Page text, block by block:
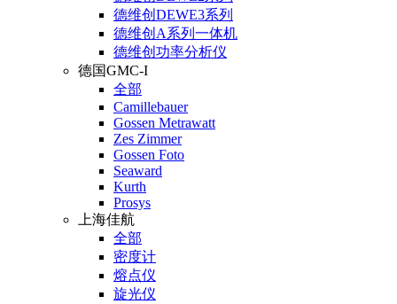
德维创DEWE3系列
德维创A系列一体机
德维创功率分析仪
德国GMC-I
全部
Camillebauer
Gossen Metrawatt
Zes Zimmer
Gossen Foto
Seaward
Kurth
Prosys
上海佳航
全部
密度计
熔点仪
旋光仪